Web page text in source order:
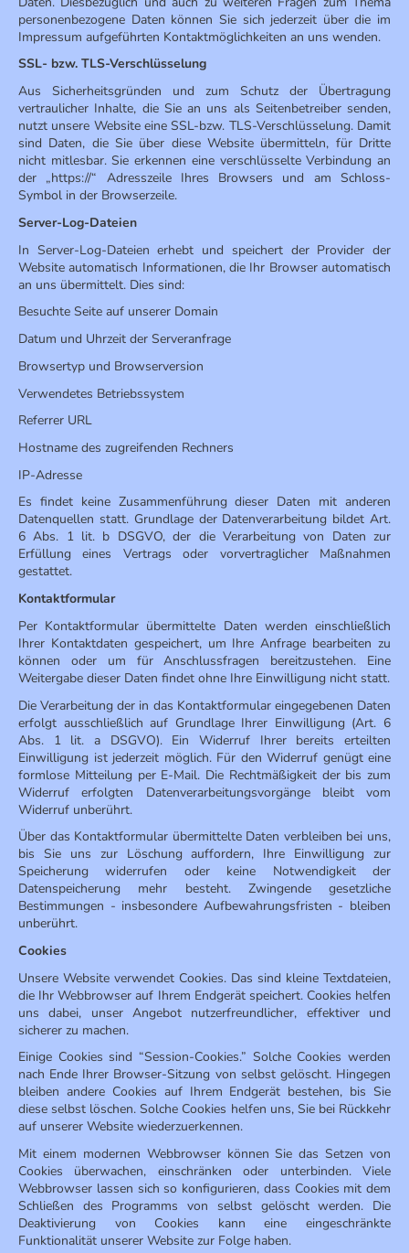
personenbezogene Daten können Sie sich jederzeit über die im
Impressum aufgeführten Kontaktmöglichkeiten an uns wenden.
SSL- bzw. TLS-Verschlüsselung
Aus Sicherheitsgründen und zum Schutz der Übertragung
vertraulicher Inhalte, die Sie an uns als Seitenbetreiber senden,
nutzt unsere Website eine SSL-bzw. TLS-Verschlüsselung. Damit
sind Daten, die Sie über diese Website übermitteln, für Dritte
nicht mitlesbar. Sie erkennen eine verschlüsselte Verbindung an
der „https://“ Adresszeile Ihres Browsers und am Schloss-
Symbol in der Browserzeile.
Server-Log-Dateien
In Server-Log-Dateien erhebt und speichert der Provider der
Website automatisch Informationen, die Ihr Browser automatisch
an uns übermittelt. Dies sind:
Besuchte Seite auf unserer Domain
Datum und Uhrzeit der Serveranfrage
Browsertyp und Browserversion
Verwendetes Betriebssystem
Referrer URL
Hostname des zugreifenden Rechners
IP-Adresse
Es findet keine Zusammenführung dieser Daten mit anderen
Datenquellen statt. Grundlage der Datenverarbeitung bildet Art.
6 Abs. 1 lit. b DSGVO, der die Verarbeitung von Daten zur
Erfüllung eines Vertrags oder vorvertraglicher Maßnahmen
gestattet.
Kontaktformular
Per Kontaktformular übermittelte Daten werden einschließlich
Ihrer Kontaktdaten gespeichert, um Ihre Anfrage bearbeiten zu
können oder um für Anschlussfragen bereitzustehen. Eine
Weitergabe dieser Daten findet ohne Ihre Einwilligung nicht statt.
Die Verarbeitung der in das Kontaktformular eingegebenen Daten
erfolgt ausschließlich auf Grundlage Ihrer Einwilligung (Art. 6
Abs. 1 lit. a DSGVO). Ein Widerruf Ihrer bereits erteilten
Einwilligung ist jederzeit möglich. Für den Widerruf genügt eine
formlose Mitteilung per E-Mail. Die Rechtmäßigkeit der bis zum
Widerruf erfolgten Datenverarbeitungsvorgänge bleibt vom
Widerruf unberührt.
Über das Kontaktformular übermittelte Daten verbleiben bei uns,
bis Sie uns zur Löschung auffordern, Ihre Einwilligung zur
Speicherung widerrufen oder keine Notwendigkeit der
Datenspeicherung mehr besteht. Zwingende gesetzliche
Bestimmungen - insbesondere Aufbewahrungsfristen - bleiben
unberührt.
Cookies
Unsere Website verwendet Cookies. Das sind kleine Textdateien,
die Ihr Webbrowser auf Ihrem Endgerät speichert. Cookies helfen
uns dabei, unser Angebot nutzerfreundlicher, effektiver und
sicherer zu machen.
Einige Cookies sind “Session-Cookies.” Solche Cookies werden
nach Ende Ihrer Browser-Sitzung von selbst gelöscht. Hingegen
bleiben andere Cookies auf Ihrem Endgerät bestehen, bis Sie
diese selbst löschen. Solche Cookies helfen uns, Sie bei Rückkehr
auf unserer Website wiederzuerkennen.
Mit einem modernen Webbrowser können Sie das Setzen von
Cookies überwachen, einschränken oder unterbinden. Viele
Webbrowser lassen sich so konfigurieren, dass Cookies mit dem
Schließen des Programms von selbst gelöscht werden. Die
Deaktivierung von Cookies kann eine eingeschränkte
Funktionalität unserer Website zur Folge haben.